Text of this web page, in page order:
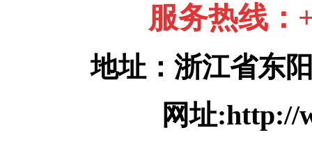
服务热线：
地址：浙江省东
网址:http://